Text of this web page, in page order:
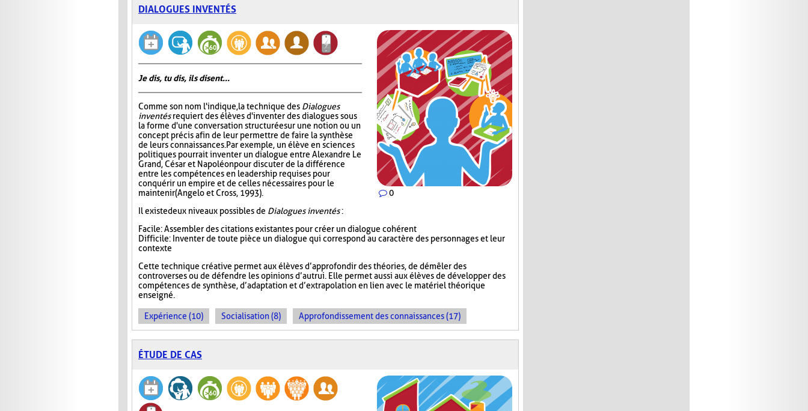
DIALOGUES INVENTÉS
0
Je dis, tu dis, ils disent...
Comme son nom l'indique, la technique des Dialogues
inventésrequiert des élèves d'inventer des dialogues sous
la forme d'une conversation structurée sur une notion ou un
concept précis afin de leur permettre de faire la synthèse
de leurs connaissances. Par exemple, un élève en sciences
politiques pourrait inventer un dialogue entre Alexandre Le
Grand, César et Napoléon pour discuter de la différence
entre les compétences en leadership requises pour
conquérir un empire et de celles nécessaires pour le
maintenir (Angelo et Cross, 1993).
Il existe deux niveaux possibles de Dialogues inventés:
Facile : Assembler des citations existantes pour créer un dialogue cohérent
Difficile : Inventer de toute pièce un dialogue qui correspond au caractère des personnages et leur
contexte
Cette technique créative permet aux élèves d’approfondir des théories, de démêler des
controverses ou de défendre les opinions d’autrui. Elle permet aussi aux élèves de développer des
compétences de synthèse, d’adaptation et d’extrapolation en lien avec le matériel théorique
enseigné.
Expérience (10) Socialisation (8) Approfondissement des connaissances (17)
ÉTUDE DE CAS